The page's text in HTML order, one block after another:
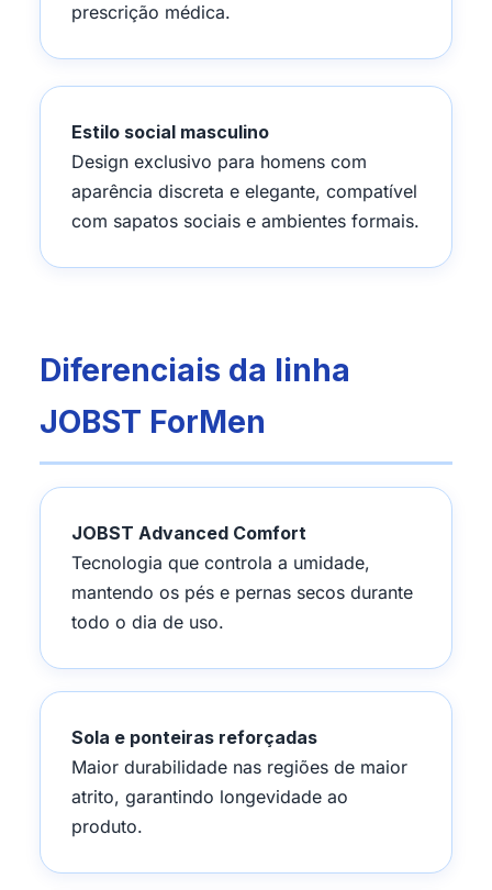
prescrição médica.
Estilo social masculino
Design exclusivo para homens com
aparência discreta e elegante, compatível
com sapatos sociais e ambientes formais.
Diferenciais da linha
JOBST ForMen
JOBST Advanced Comfort
Tecnologia que controla a umidade,
mantendo os pés e pernas secos durante
todo o dia de uso.
Sola e ponteiras reforçadas
Maior durabilidade nas regiões de maior
atrito, garantindo longevidade ao
produto.